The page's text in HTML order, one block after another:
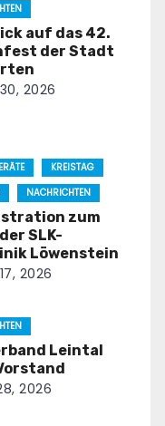
auf das 42.
der Stadt
2026
KREISTAG
NACHRICHTEN
zum
SLK-
Löwenstein
2026
Leintal
2026